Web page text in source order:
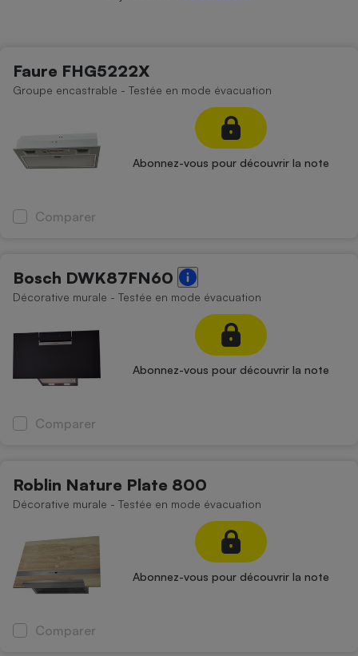
Faure FHG5222X
Groupe encastrable - Testée en mode évacuation
Abonnez-vous pour découvrir la note
Comparer
Bosch DWK87FN60
Décorative murale - Testée en mode évacuation
Abonnez-vous pour découvrir la note
Comparer
Roblin Nature Plate 800
Décorative murale - Testée en mode évacuation
Abonnez-vous pour découvrir la note
Comparer
Climatiseur -
Ventilateur
Téléphone mobile -
Antivirus
Matelas
Radiateur électrique